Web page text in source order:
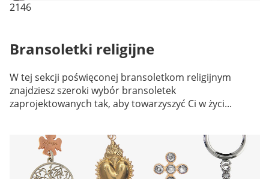
2146
Bransoletki religijne
W tej sekcji poświęconej bransoletkom religijnym
znajdziesz szeroki wybór bransoletek
zaprojektowanych tak, aby towarzyszyć Ci w życi...